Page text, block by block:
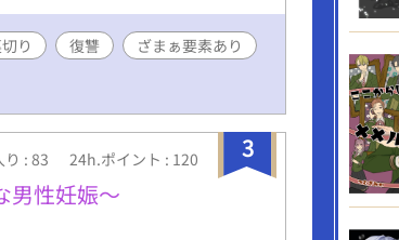
り 復讐
ざまぁ要素あり
3
り : 83 24h.ポイント : 120
性妊娠〜